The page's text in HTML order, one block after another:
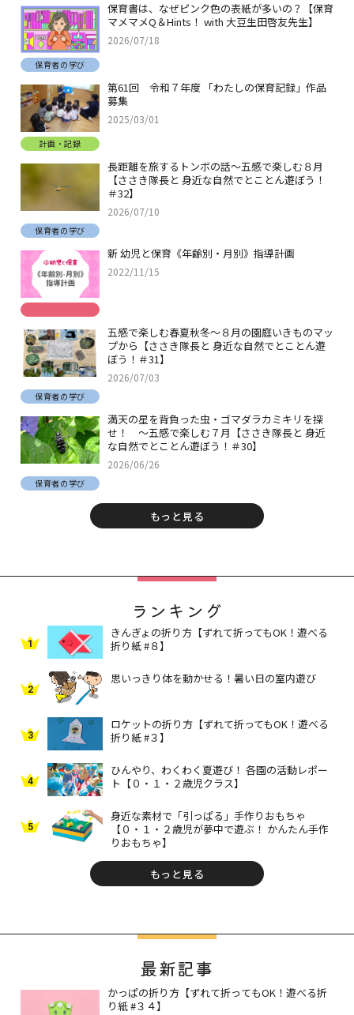
保育書は、なぜピンク色の表紙が多いの？【保育
マメマメQ＆Hints！ with 大豆生田啓友先生】
2026/07/18
保育者の学び
第61回 令和７年度 「わたしの保育記録」作品
募集
2025/03/01
計画・記録
長距離を旅するトンボの話～五感で楽しむ８月
【ささき隊長と 身近な自然でとことん遊ぼう！
＃32】
2026/07/10
保育者の学び
新 幼児と保育《年齢別・月別》指導計画
2022/11/15
五感で楽しむ春夏秋冬～８月の園庭いきものマッ
プから【ささき隊長と 身近な自然でとことん遊
ぼう！＃31】
2026/07/03
保育者の学び
満天の星を背負った虫・ゴマダラカミキリを探
せ！ ～五感で楽しむ７月【ささき隊長と 身近
な自然でとことん遊ぼう！＃30】
2026/06/26
保育者の学び
もっと見る
ランキング
1
きんぎょの折り方【ずれて折ってもOK！遊べる
折り紙 #８】
2
思いっきり体を動かせる！暑い日の室内遊び
3
ロケットの折り方【ずれて折ってもOK！遊べる
折り紙 #３】
4
ひんやり、わくわく夏遊び！ 各園の活動レポー
ト【０・１・２歳児クラス】
5
身近な素材で「引っぱる」手作りおもちゃ
【０・１・２歳児が夢中で遊ぶ！ かんたん手作
りおもちゃ】
もっと見る
最新記事
かっぱの折り方【ずれて折ってもOK！遊べる折
り紙 #３４】